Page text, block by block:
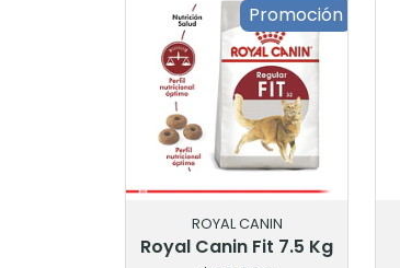
Promoción
ROYAL CANIN
Royal Canin Fit 7.5 Kg